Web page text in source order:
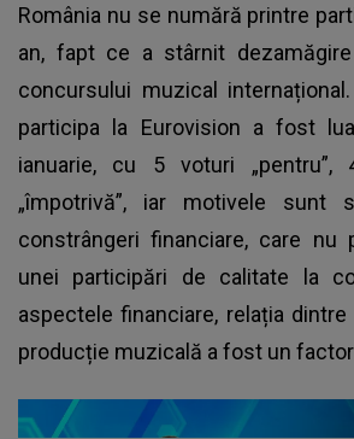
România nu se numără printre
an, fapt ce a stârnit
concursului muzical
participa la Eurovision a fost
ianuarie, cu 5 voturi „pentru”,
„împotrivă”, iar motivele sunt
constrângeri financiare, care nu
unei participări de calitate la
aspectele financiare, relația
producție muzicală a fost un